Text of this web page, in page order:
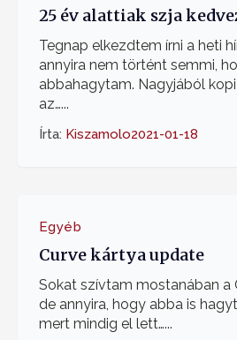
25 év alattiak szja
Tegnap elkezdtem írni a heti
annyira nem történt semmi,
abbahagytam. Nagyjából
az…...
Írta: Kiszamolo2021-01-18
Egyéb
Curve kártya update
Sokat szívtam mostanában a
de annyira, hogy abba is
mert mindig el lett…...